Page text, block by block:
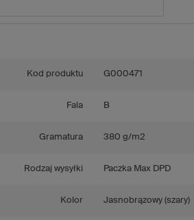
Kod produktu G000471
Fala B
Gramatura 380 g/m2
Rodzaj wysyłki Paczka Max DPD
Kolor Jasnobrązowy (szary)